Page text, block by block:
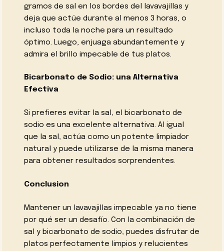
gramos de sal en los bordes del lavavajillas y
deja que actúe durante al menos 3 horas, o
incluso toda la noche para un resultado
óptimo. Luego, enjuaga abundantemente y
admira el brillo impecable de tus platos.
Bicarbonato de Sodio: una Alternativa
Efectiva
Si prefieres evitar la sal, el bicarbonato de
sodio es una excelente alternativa. Al igual
que la sal, actúa como un potente limpiador
natural y puede utilizarse de la misma manera
para obtener resultados sorprendentes.
Conclusion
Mantener un lavavajillas impecable ya no tiene
por qué ser un desafío. Con la combinación de
sal y bicarbonato de sodio, puedes disfrutar de
platos perfectamente limpios y relucientes